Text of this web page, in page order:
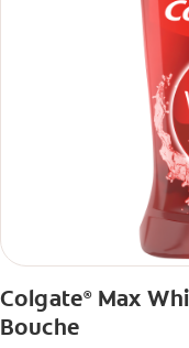
Colgate®Max
Bouche